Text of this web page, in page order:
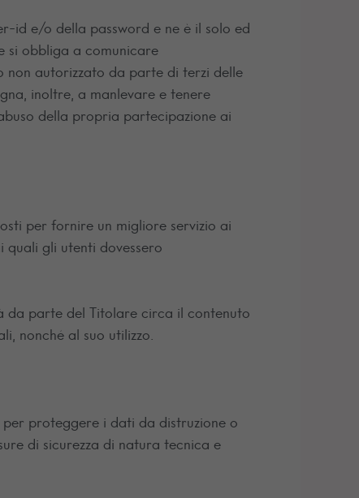
id e/o della password e ne è il solo ed
si obbliga a comunicare
non autorizzato da parte di terzi delle
inoltre, a manlevare e tenere
della propria partecipazione ai
per fornire un migliore servizio ai
quali gli utenti dovessero
da parte del Titolare circa il contenuto
nonché al suo utilizzo.
proteggere i dati da distruzione o
di sicurezza di natura tecnica e